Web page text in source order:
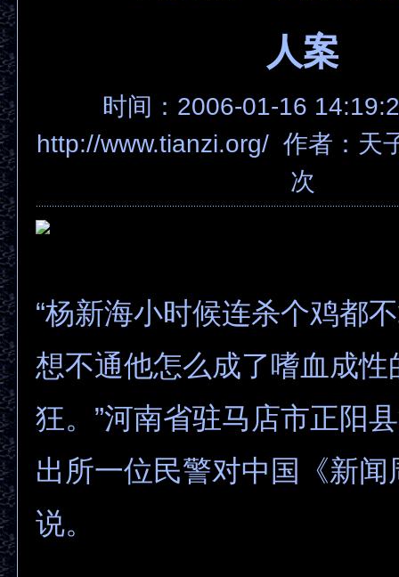
人案
时间：2006-01-16
http://www.tianzi.org/ 作者：天
次
“杨新海小时候连杀个鸡都
想不通他怎么成了嗜血成性
狂。”河南省驻马店市正阳
出所一位民警对中国《新闻
说。